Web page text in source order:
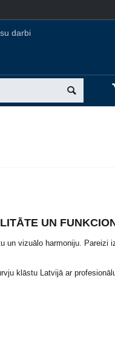
darbi
UN
un vizuālo harmoniju.
klāstu Latvijā ar